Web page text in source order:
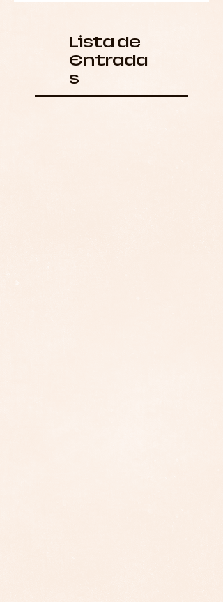
Lista de
Entrada
s